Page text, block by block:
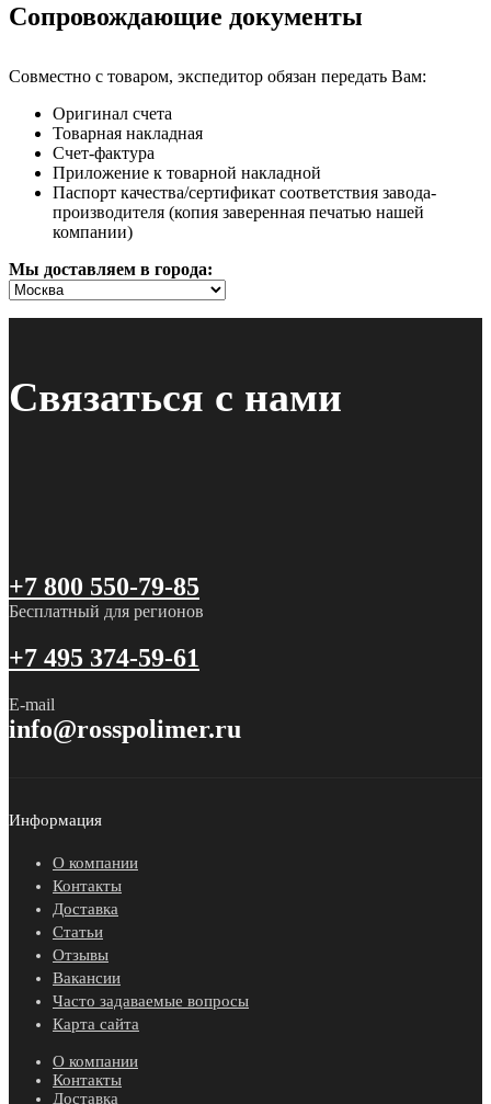
Сопровождающие документы
Совместно с товаром, экспедитор обязан передать Вам:
Оригинал счета
Товарная накладная
Счет-фактура
Приложение к товарной накладной
Паспорт качества/сертификат соответствия завода-
производителя (копия заверенная печатью нашей
компании)
Мы доставляем в города:
Связаться с нами
+7 800 550-79-85
Бесплатный для регионов
+7 495 374-59-61
E-mail
info@rosspolimer.ru
Информация
О компании
Контакты
Доставка
Статьи
Отзывы
Вакансии
Часто задаваемые вопросы
Карта сайта
О компании
Контакты
Доставка